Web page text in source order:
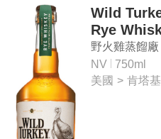
Wild
Rye
野火雞蒸餾
NV
750ml
美國 > 肯塔基